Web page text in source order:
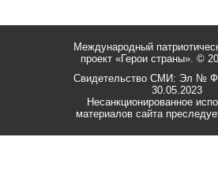
Международный
проект «Герои страны». ©
Свидетельство СМИ: Эл №
30.05.2023
Несанкционированное
материалов сайта